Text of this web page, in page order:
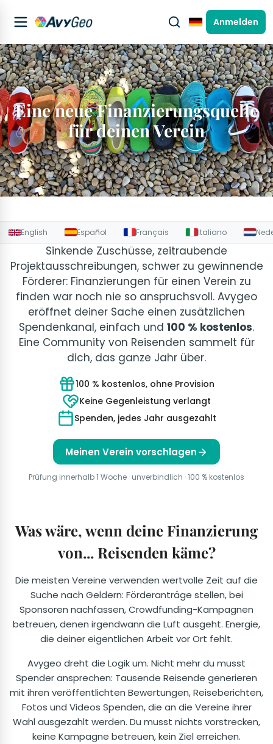
DeutschAnmelden
Eine neue Finanzierungsquelle
für deinen Verein
English Español Français Italiano
Sinkende Zuschüsse, zeitraubende
Projektausschreibungen, schwer zu gewinnende
Förderer: Finanzierungen für einen Verein zu
finden war noch nie so anspruchsvoll. Avygeo
eröffnet deiner Sache einen zusätzlichen
Spendenkanal, einfach und 100 % kostenlos.
Eine Community von Reisenden sammelt für
dich, das ganze Jahr über.
100 % kostenlos, ohne Provision
Keine Gegenleistung verlangt
Spenden, jedes Jahr ausgezahlt
Meinen Verein vorschlagen
Prüfung innerhalb 1 Woche · unverbindlich · 100 % kostenlos
Was wäre, wenn deine Finanzierung
von... Reisenden käme?
Die meisten Vereine verwenden wertvolle Zeit auf die
Suche nach Geldern: Förderanträge stellen, bei
Sponsoren nachfassen, Crowdfunding-Kampagnen
betreuen, denen irgendwann die Luft ausgeht. Energie,
die deiner eigentlichen Arbeit vor Ort fehlt.
Avygeo dreht die Logik um. Nicht mehr du musst
Spender ansprechen: Tausende Reisende generieren
mit ihren veröffentlichten Bewertungen, Reiseberichten,
Fotos und Videos Spenden, die an die Vereine ihrer
Wahl ausgezahlt werden. Du musst nichts vorstrecken,
keine Kampagne betreuen, kein Ziel erreichen.